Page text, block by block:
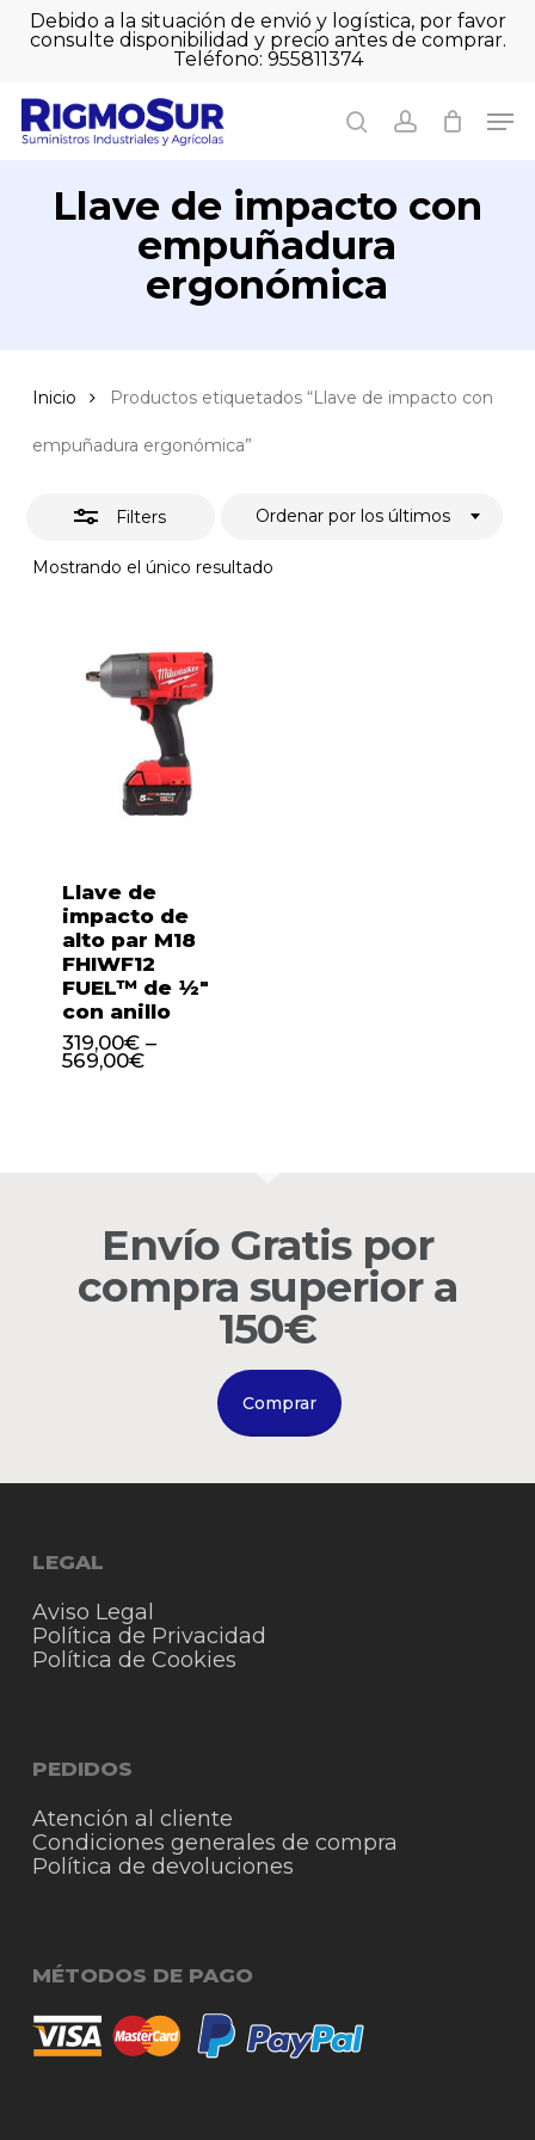
SkipDebido a la situación de envió y logística, por favor
consulte disponibilidad y precio antes de comprar.
Teléfono: 955811374
searchaccount
Cart Close
Llave de impacto con
empuñadura
ergonómica
Inicio Productos etiquetados “Llave de impacto con
empuñadura ergonómica”
Filters
Mostrando el único resultado
Ordenar por los últimos
Close
Llave de
impacto de
alto par M18
FHIWF12
FUEL™ de ½″
con anillo
319,00€–
569,00€
Envío Gratis por
compra superior a
150€
Comprar
LEGAL
Aviso Legal
Política de Privacidad
Política de Cookies
PEDIDOS
Atención al cliente
Condiciones generales de compra
Política de devoluciones
MÉTODOS DE PAGO